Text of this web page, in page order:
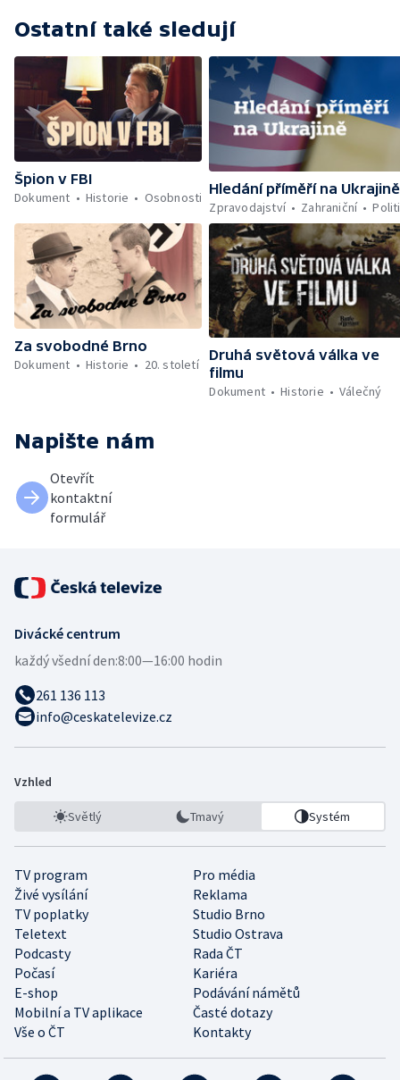
Ostatní také sledují
Špion v FBI
Dokument
Historie Osobnosti
Hledání příměří na Ukrajině
Zpravodajství
Zahraniční
Za svobodné Brno
Dokument
Historie 20. století
Druhá světová válka ve
filmu
Dokument
Historie Válečný
Napište nám
Otevřít
kontaktní
formulář
Divácké centrum
každý všední den:8:00—16:00 hodin
261 136 113
info@ceskatelevize.cz
Vzhled
Světlý Tmavý Systém
TV program
Pro média
Živé vysílání
Reklama
TV poplatky
Studio Brno
Teletext
Studio Ostrava
Podcasty
Rada ČT
Počasí
Kariéra
E-shop
Podávání námětů
Mobilní a TV aplikace
Časté dotazy
Vše o ČT
Kontakty